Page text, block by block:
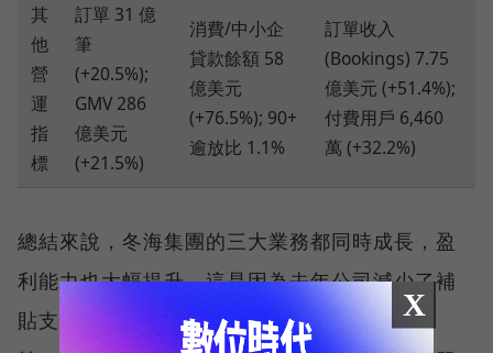
其
他
營
運
指
標
訂單 31 億
筆
(+20.5%);
GMV 286
億美元
(+21.5%)
消費/中小企
貸款餘額 58
億美元
(+76.5%); 90+
逾放比 1.1%
訂單收入
(Bookings) 7.75
億美元 (+51.4%);
付費用戶 6,460
萬 (+32.2%)
總結來說，冬海集團的三大業務都同時成長，盈
利能力也大幅提升。這是因為去年公司減少了補
貼支出並嚴格控制成本，現在開始看到經營效
X